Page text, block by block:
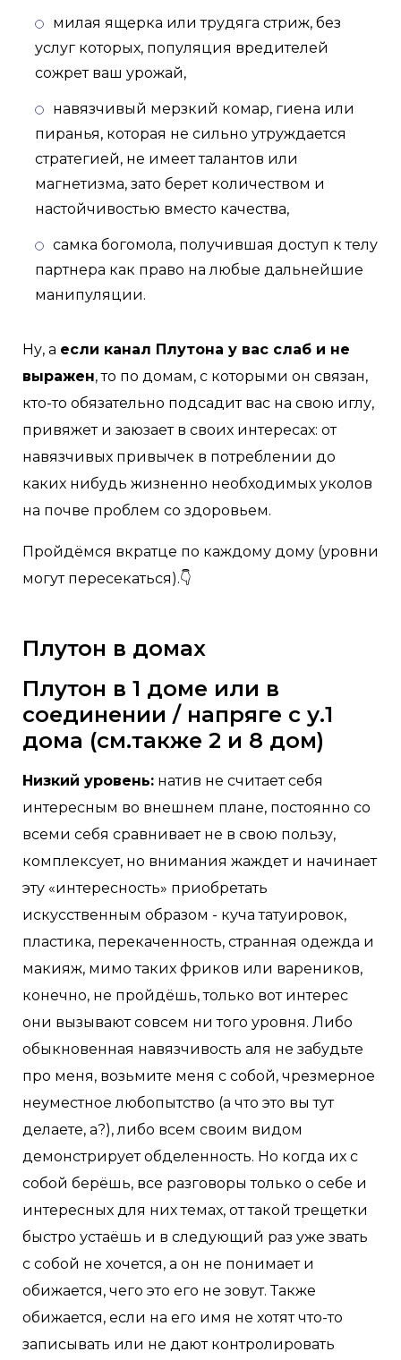
милая ящерка или трудяга стриж, без
услуг которых, популяция вредителей
сожрет ваш урожай,
навязчивый мерзкий комар, гиена или
пиранья, которая не сильно утруждается
стратегией, не имеет талантов или
магнетизма, зато берет количеством и
настойчивостью вместо качества,
самка богомола, получившая доступ к телу
партнера как право на любые дальнейшие
манипуляции.
Ну, а если канал Плутона у вас слаб и не
выражен, то по домам, с которыми он связан,
кто-то обязательно подсадит вас на свою иглу,
привяжет и заюзает в своих интересах: от
навязчивых привычек в потреблении до
каких нибудь жизненно необходимых уколов
на почве проблем со здоровьем.
Пройдёмся вкратце по каждому дому (уровни
могут пересекаться).👇
Плутон в домах
Плутон в 1 доме или в
соединении / напряге с у.1
дома (см.также 2 и 8 дом)
Низкий уровень: натив не считает себя
интересным во внешнем плане, постоянно со
всеми себя сравнивает не в свою пользу,
комплексует, но внимания жаждет и начинает
эту «интересность» приобретать
искусственным образом - куча татуировок,
пластика, перекаченность, странная одежда и
макияж, мимо таких фриков или вареников,
конечно, не пройдёшь, только вот интерес
они вызывают совсем ни того уровня. Либо
обыкновенная навязчивость аля не забудьте
про меня, возьмите меня с собой, чрезмерное
неуместное любопытство (а что это вы тут
делаете, а?), либо всем своим видом
демонстрирует обделенность. Но когда их с
собой берёшь, все разговоры только о себе и
интересных для них темах, от такой трещетки
быстро устаёшь и в следующий раз уже звать
с собой не хочется, а он не понимает и
обижается, чего это его не зовут. Также
обижается, если на его имя не хотят что-то
записывать или не дают контролировать